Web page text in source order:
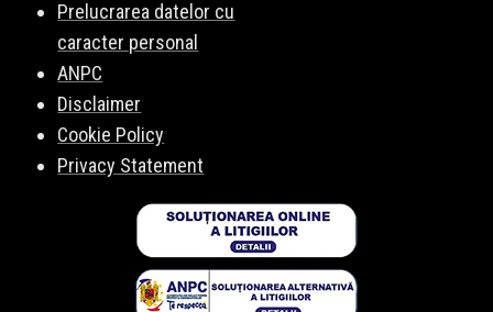
Prelucrarea datelor cu
caracter personal
ANPC
Disclaimer
Cookie Policy
Privacy Statement